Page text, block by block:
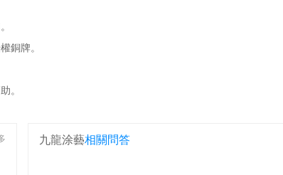
銅牌。
。
九龍涂藝相關問答